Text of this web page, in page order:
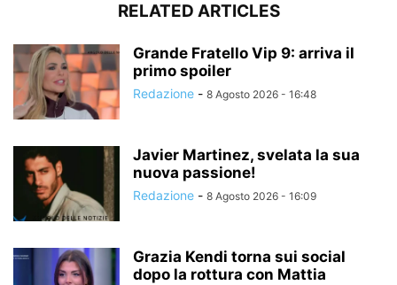
RELATED ARTICLES
Grande Fratello Vip 9: arriva il
primo spoiler
Redazione - 8 Agosto 2026 - 16:48
Javier Martinez, svelata la sua
nuova passione!
Redazione - 8 Agosto 2026 - 16:09
Grazia Kendi torna sui social
dopo la rottura con Mattia